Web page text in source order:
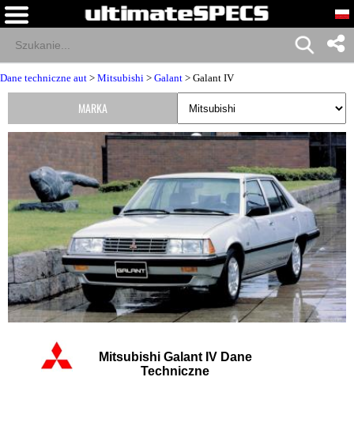
Dane techniczne aut > Mitsubishi > Galant > Galant IV
Mitsubishi Galant IV Dane
Techniczne
MARKA